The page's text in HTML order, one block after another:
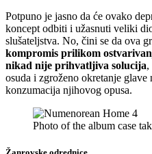
Potpuno je jasno da će ovako
koncept odbiti i užasnuti veliki
slušateljstva. No, čini se da ova
kompromis prilikom
nikad nije prihvatljiva solucija,
osuda i zgroženo okretanje
konzumacija njihovog opusa.
Photo of the album case